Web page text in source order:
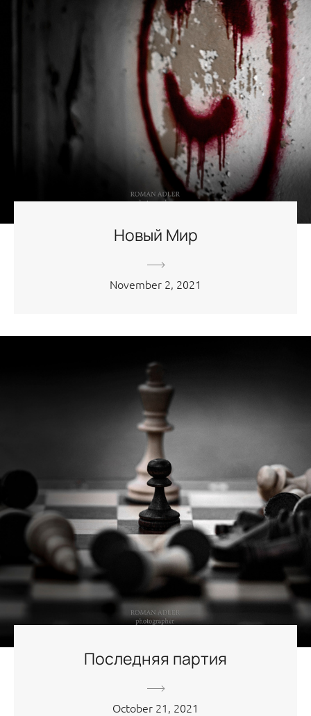
Новый Мир
November 2, 2021
Последняя партия
October 21, 2021